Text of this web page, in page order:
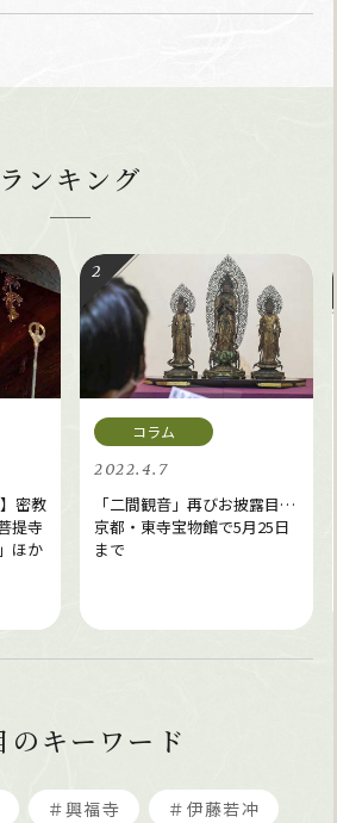
ランキング
密教
提寺
ほか
2022.4.7
「二間観音」再びお披露目…
京都・東寺宝物館で5月25日
まで
のキーワード
＃興福寺 ＃伊藤若冲